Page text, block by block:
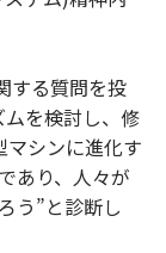
する質問を投
を検討し、修
シンに進化す
あり、人々が
う”と診断し